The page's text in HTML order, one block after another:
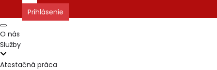
Prepnúť
navigáciu
Prihlásenie
Prepnúť
navigáciu
O nás
Služby
Atestačná práca